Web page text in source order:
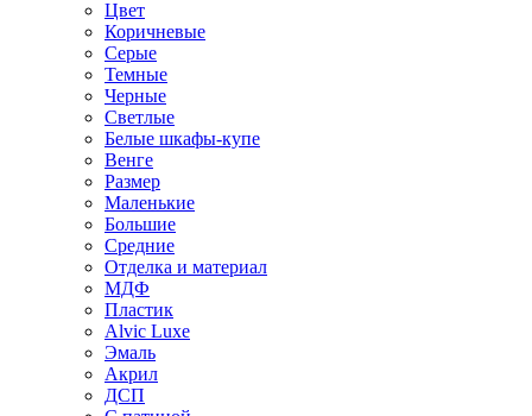
Цвет
Коричневые
Серые
Темные
Черные
Светлые
Белые шкафы-купе
Венге
Размер
Маленькие
Большие
Средние
Отделка и материал
МДФ
Пластик
Alvic Luxe
Эмаль
Акрил
ДСП